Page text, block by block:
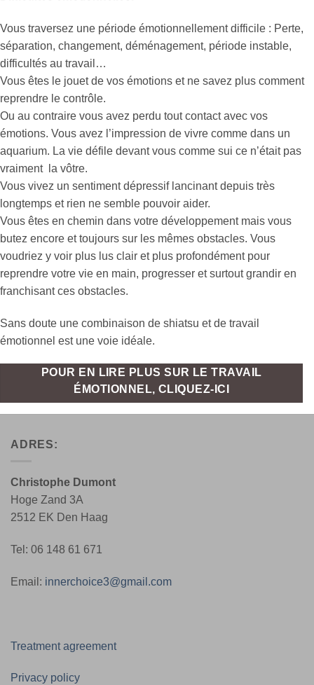
Vous traversez une période émotionnellement difficile : Perte,
séparation, changement, déménagement, période instable,
difficultés au travail…
Vous êtes le jouet de vos émotions et ne savez plus comment
reprendre le contrôle.
Ou au contraire vous avez perdu tout contact avec vos
émotions. Vous avez l’impression de vivre comme dans un
aquarium. La vie défile devant vous comme sui ce n’était pas
vraiment la vôtre.
Vous vivez un sentiment dépressif lancinant depuis très
longtemps et rien ne semble pouvoir aider.
Vous êtes en chemin dans votre développement mais vous
butez encore et toujours sur les mêmes obstacles. Vous
voudriez y voir plus lus clair et plus profondément pour
reprendre votre vie en main, progresser et surtout grandir en
franchisant ces obstacles.
Sans doute une combinaison de shiatsu et de travail
émotionnel est une voie idéale.
POUR EN LIRE PLUS SUR LE TRAVAIL
ÉMOTIONNEL, CLIQUEZ-ICI
ADRES:
Christophe Dumont
Hoge Zand 3A
2512 EK Den Haag
Tel: 06 148 61 671
Email: innerchoice3@gmail.com
Treatment agreement
Privacy policy